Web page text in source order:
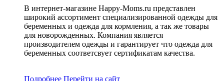
В интернет-магазине Happy-Moms.ru представлен
широкий ассортимент специализированной одежды для
беременных и одежда для кормления, а так же товары
для новорожденных. Компания является
производителем одежды и гарантирует что одежда для
беременных соответсвует сертификатам качества.
Подробнее Перейти на сайт